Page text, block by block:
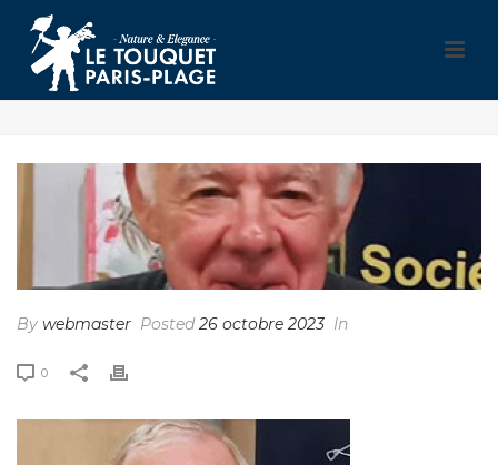
By webmaster Posted26 octobre 2023 In
0